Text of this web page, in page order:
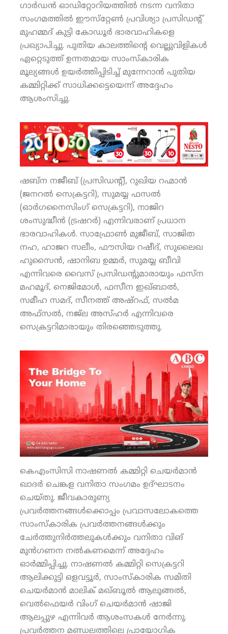
ഗാര്‍ഡന്‍ ഓഡിറ്റോറിയത്തില്‍ നടന്ന വനിതാ
സംഗമത്തില്‍ ഈസ്‌റ്റേണ്‍ പ്രവിശ്യാ പ്രസിഡന്റ്
മുഹമ്മദ് കുട്ടി കോഡൂര്‍ ഭാരവാഹികളെ
പ്രഖ്യാപിച്ചു. പുതിയ കാലത്തിന്റെ വെല്ലുവിളികള്‍
ഏറ്റെടുത്ത് ഉന്നതമായ സാംസ്‌കാരിക
മൂല്യങ്ങള്‍ ഉയര്‍ത്തിപ്പിടിച്ച് മുന്നേറാന്‍ പുതിയ
കമ്മിറ്റിക്ക് സാധിക്കട്ടെയെന്ന് അദ്ദേഹം
ആശംസിച്ചു.
ഷബ്‌ന നജീബ് (പ്രസിഡന്റ്), റുഖിയ റഹ്മാന്‍
(ജനറല്‍ സെക്രട്ടറി), സുമയ്യ ഫസല്‍
(ഓര്‍ഗനൈസിംഗ് സെക്രട്ടറി), നാജിറ
ശംസുദ്ധീന്‍ (ട്രഷറര്‍) എന്നിവരാണ് പ്രധാന
ഭാരവാഹികള്‍. സാഫ്രോണ്‍ മുജീബ്, സാജിത
നഹ, ഹാജറ സലീം, ഫൗസിയ റഷീദ്, സുലൈഖ
ഹുസൈന്‍, ഷാനിബ ഉമ്മര്‍, സുമയ്യ ബീവി
എന്നിവരെ വൈസ് പ്രസിഡന്റുമാരായും ഫസ്‌ന
മഹമൂദ്, നെജിമോള്‍, ഫസീന ഇഖ്ബാല്‍,
സമീഹ സമദ്, സീനത്ത് അഷ്‌റഫ്, സല്‍മ
അഫ്‌സല്‍, നജ്‌ല അസ്ഹര്‍ എന്നിവരെ
സെക്രട്ടറിമാരായും തിരഞ്ഞെടുത്തു.
കെഎംസിസി നാഷണല്‍ കമ്മിറ്റി ചെയര്‍മാന്‍
ഖാദര്‍ ചെങ്കള വനിതാ സംഗമം ഉദ്ഘാടനം
ചെയ്തു. ജീവകാരുണ്യ
പ്രവര്‍ത്തനങ്ങള്‍ക്കൊപ്പം പ്രവാസലോകത്തെ
സാംസ്‌കാരിക പ്രവര്‍ത്തനങ്ങള്‍ക്കും
ചേര്‍ത്തുനിര്‍ത്തലുകള്‍ക്കും വനിതാ വിങ്
മുന്‍ഗണന നല്‍കണമെന്ന് അദ്ദേഹം
ഓര്‍മ്മിപ്പിച്ചു. നാഷണല്‍ കമ്മിറ്റി സെക്രട്ടറി
ആലിക്കുട്ടി ഒളവട്ടൂര്‍, സാംസ്‌കാരിക സമിതി
ചെയര്‍മാന്‍ മാലിക് മഖ്ബൂല്‍ ആലുങ്ങല്‍,
വെല്‍ഫെയര്‍ വിംഗ് ചെയര്‍മാന്‍ ഷാജി
ആലപ്പുഴ എന്നിവര്‍ ആശംസകള്‍ നേര്‍ന്നു.
പ്രവര്‍ത്തന മണ്ഡലത്തിലെ പ്രായോഗിക